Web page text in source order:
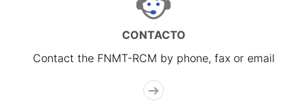
CONTACTO
Contact the FNMT-RCM by phone, fax or email